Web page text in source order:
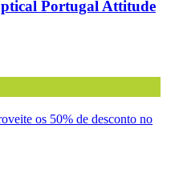
Portugal Attitude